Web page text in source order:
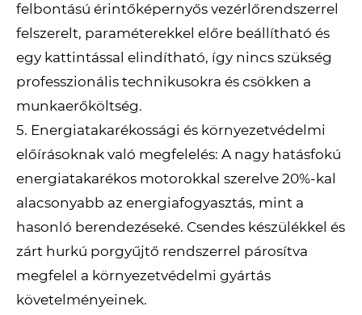
felbontású érintőképernyős vezérlőrendszerrel
felszerelt, paraméterekkel előre beállítható és
egy kattintással elindítható, így nincs szükség
professzionális technikusokra és csökken a
munkaerőköltség.
5. Energiatakarékossági és környezetvédelmi
előírásoknak való megfelelés: A nagy hatásfokú
energiatakarékos motorokkal szerelve 20%-kal
alacsonyabb az energiafogyasztás, mint a
hasonló berendezéseké. Csendes készülékkel és
zárt hurkú porgyűjtő rendszerrel párosítva
megfelel a környezetvédelmi gyártás
követelményeinek.